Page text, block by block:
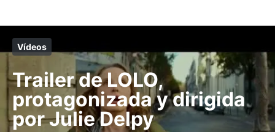
Vídeos
Trailer de LOLO,
protagonizada y dirigida
por Julie Delpy